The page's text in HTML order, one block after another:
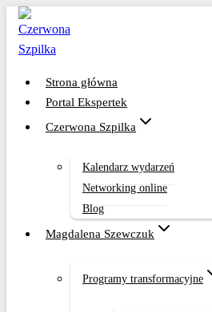
Przejdź
treści
Strona główna
Portal Ekspertek
Czerwona Szpilka
Kalendarz wydarzeń
Networking online
Blog
Magdalena Szewczuk
Programy transformacyjne